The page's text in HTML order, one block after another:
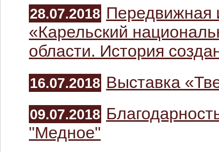
28.07.2018 Передвижная
«Карельский
области. История
16.07.2018 Выставка
09.07.2018
"Медное"